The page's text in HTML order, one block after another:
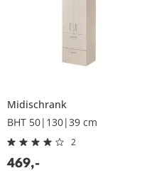
Midischrank
BHT 50|130|39 cm
2
469,-